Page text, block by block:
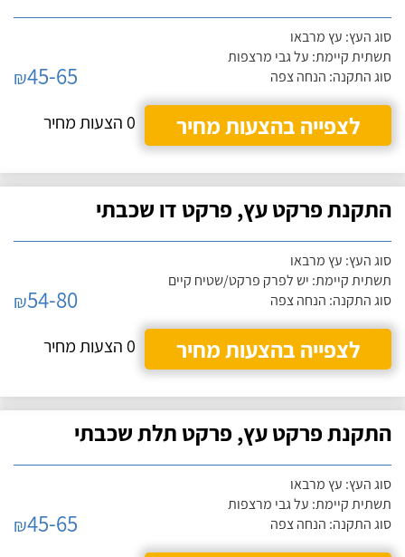
סוג העץ: עץ מרבאו
תשתית קיימת: על גבי מרצפות
סוג התקנה: הנחה צפה
₪45-65
לצפייה בהצעות מחיר
0 הצעות מחיר
התקנת פרקט עץ, פרקט דו שכבתי
סוג העץ: עץ מרבאו
תשתית קיימת: יש לפרק פרקט/שטיח קיים
סוג התקנה: הנחה צפה
₪54-80
לצפייה בהצעות מחיר
0 הצעות מחיר
התקנת פרקט עץ, פרקט תלת שכבתי
סוג העץ: עץ מרבאו
תשתית קיימת: על גבי מרצפות
סוג התקנה: הנחה צפה
₪45-65